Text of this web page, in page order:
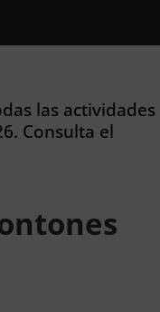
las actividades
Consulta el